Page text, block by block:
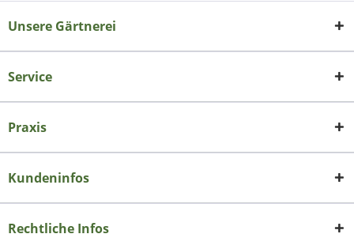
Unsere Gärtnerei
Service
Praxis
Kundeninfos
Rechtliche Infos